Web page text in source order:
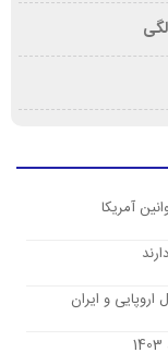
آمریکا
و ایران